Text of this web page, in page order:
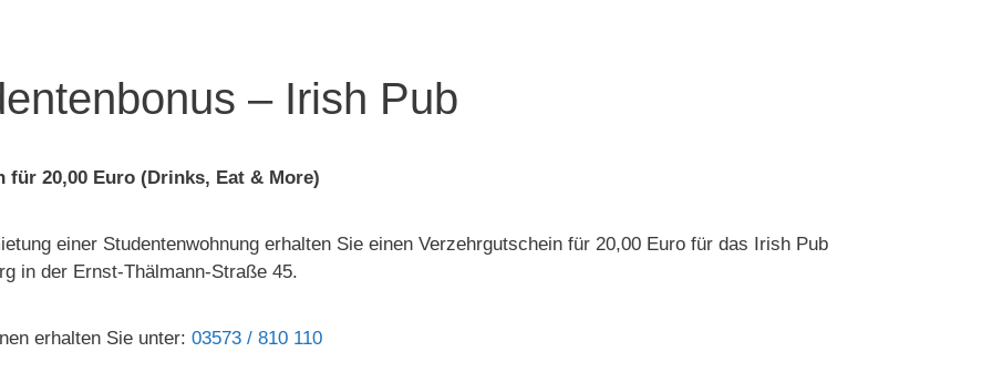
– Irish Pub
für 20,00 Euro (Drinks, Eat & More)
einer Studentenwohnung erhalten Sie einen Verzehrgutschein für 20,00 Euro für das Irish Pub
in der Ernst-Thälmann-Straße 45.
erhalten Sie unter: 03573 / 810 110